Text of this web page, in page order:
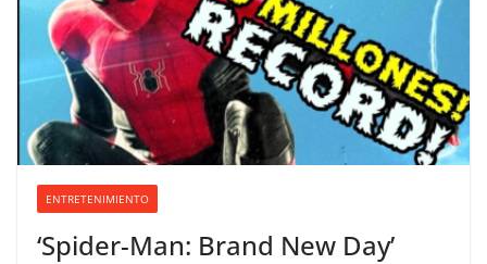
ENTRETENIMIENTO
‘Spider-Man: Brand New Day’